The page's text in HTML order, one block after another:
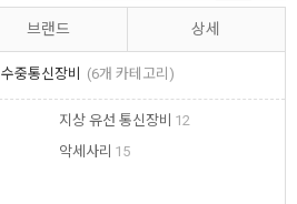
수중통신장비 (6개 카테고리)
지상 유선 통신장비 12
악세사리 15
브랜드 상세